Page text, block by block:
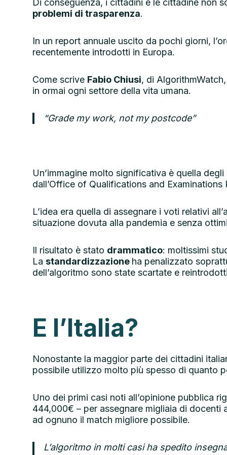
Di conseguenza, i cittadini e le cittadine non
problemi di trasparenza.
In un report annuale uscito da pochi giorni,
recentemente introdotti in Europa.
Come scrive Fabio Chiusi, di
in ormai ogni settore della vita umana.
“Grade my work, not my postcode”
Un’immagine molto significativa è quella degli
dall’Office of Qualifications and
L’idea era quella di assegnare i voti relativi
situazione dovuta alla pandemia e senza
Il risultato è stato drammatico: moltissimi
La standardizzazione ha penalizzato
dell’algoritmo sono state scartate e
E l’Italia?
Nonostante la maggior parte dei cittadini
possibile utilizzo molto più spesso di quanto
Uno dei primi casi noti all’opinione pubblica
444,000€ – per assegnare migliaia di docenti
ad ognuno il match migliore possibile.
L’algoritmo in molti casi ha spedito